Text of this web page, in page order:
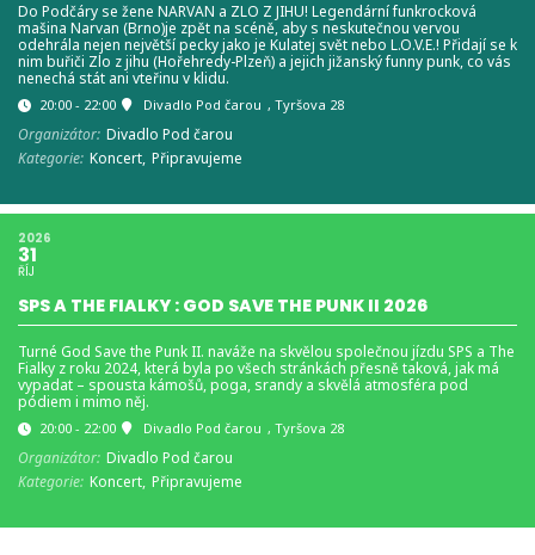
Do Podčáry se žene NARVAN a ZLO Z JIHU! Legendární funkrocková
mašina Narvan (Brno)je zpět na scéně, aby s neskutečnou vervou
odehrála nejen největší pecky jako je Kulatej svět nebo L.O.V.E.! Přidají se k
nim buřiči Zlo z jihu (Hořehredy-Plzeň) a jejich jižanský funny punk, co vás
nenechá stát ani vteřinu v klidu.
20:00 - 22:00 Divadlo Pod čarou , Tyršova 28
Organizátor: Divadlo Pod čarou
Kategorie: Koncert, Připravujeme
2026
31
ŘÍJ
SPS A THE FIALKY : GOD SAVE THE PUNK II 2026
Turné God Save the Punk II. naváže na skvělou společnou jízdu SPS a The
Fialky z roku 2024, která byla po všech stránkách přesně taková, jak má
vypadat – spousta kámošů, poga, srandy a skvělá atmosféra pod
pódiem i mimo něj.
20:00 - 22:00 Divadlo Pod čarou , Tyršova 28
Organizátor: Divadlo Pod čarou
Kategorie: Koncert, Připravujeme